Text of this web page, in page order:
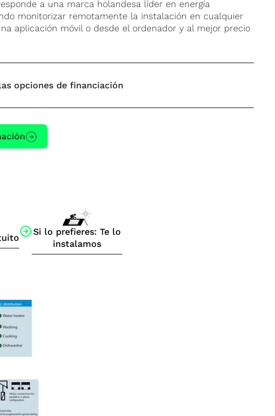
a una marca holandesa líder en energía
monitorizar remotamente la instalación en cualquier
aplicación móvil o desde el ordenador y al mejor precio
opciones de financiación
Si lo prefieres: Te lo
instalamos